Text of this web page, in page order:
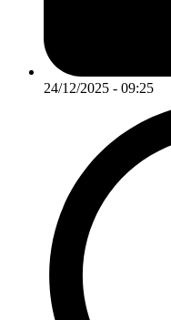
24/12/2025 - 09:25